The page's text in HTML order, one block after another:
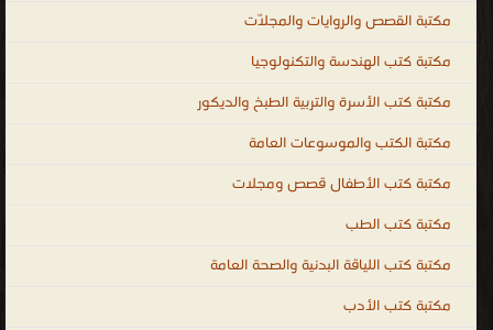
مكتبة القصص والروايات والمجلّات
مكتبة كتب الهندسة والتكنولوجيا
مكتبة كتب الأسرة والتربية الطبخ والديكور
مكتبة الكتب والموسوعات العامة
مكتبة كتب الأطفال قصص ومجلات
مكتبة كتب الطب
مكتبة كتب اللياقة البدنية والصحة العامة
مكتبة كتب الأدب